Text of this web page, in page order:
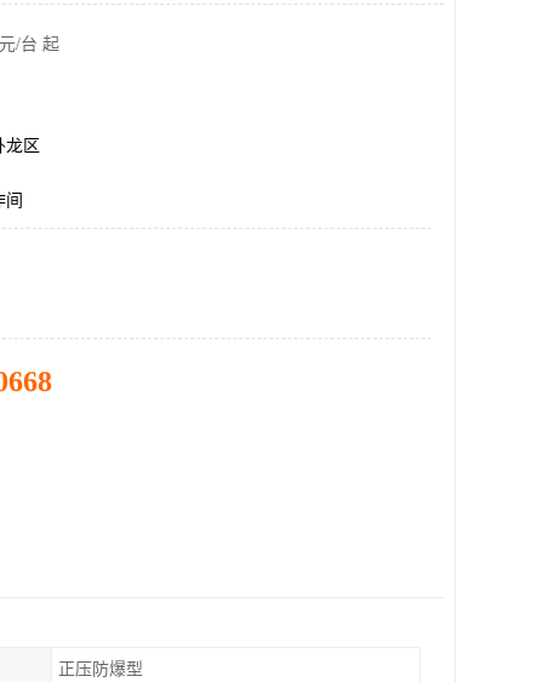
/台 起
龙区
正压防爆型